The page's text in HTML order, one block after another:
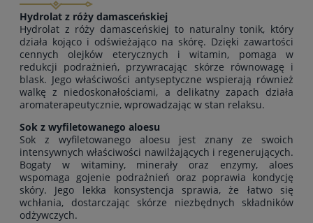
Hydrolat z róży damasceńskiej
Hydrolat z róży damasceńskiej to naturalny tonik, który
działa kojąco i odświeżająco na skórę. Dzięki zawartości
cennych olejków eterycznych i witamin, pomaga w
redukcji podrażnień, przywracając skórze równowagę i
blask. Jego właściwości antyseptyczne wspierają również
walkę z niedoskonałościami, a delikatny zapach działa
aromaterapeutycznie, wprowadzając w stan relaksu.
Sok z wyfiletowanego aloesu
Sok z wyfiletowanego aloesu jest znany ze swoich
intensywnych właściwości nawilżających i regenerujących.
Bogaty w witaminy, minerały oraz enzymy, aloes
wspomaga gojenie podrażnień oraz poprawia kondycję
skóry. Jego lekka konsystencja sprawia, że łatwo się
wchłania, dostarczając skórze niezbędnych składników
odżywczych.